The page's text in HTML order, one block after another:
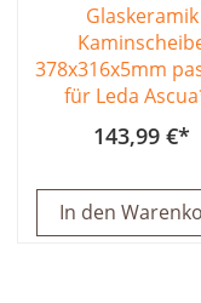
Glaskeramik
378x316x5mm
für Leda
143,99 €
In den